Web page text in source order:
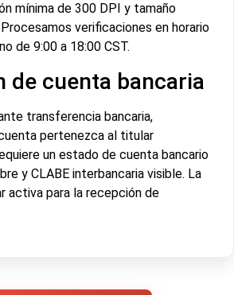
mínima de 300 DPI y tamaño
verificaciones en horario
de 9:00 a 18:00 CST.
de cuenta bancaria
transferencia bancaria,
pertenezca al titular
un estado de cuenta bancario
y CLABE interbancaria visible. La
activa para la recepción de